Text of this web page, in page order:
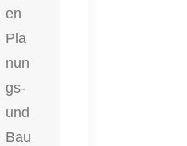
en
Pla
nun
gs-
und
Bau